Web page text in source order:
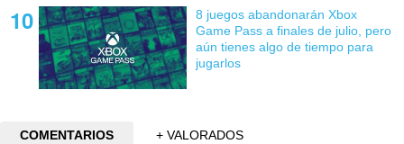
8 juegos abandonarán Xbox
Game Pass a finales de julio, pero
aún tienes algo de tiempo para
jugarlos
COMENTARIOS
+ VALORADOS